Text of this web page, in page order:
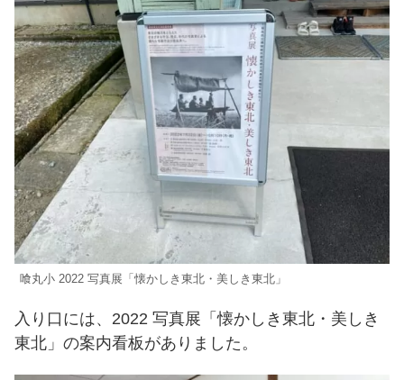
喰丸小 2022 写真展「懐かしき東北・美しき東北」
入り口には、2022 写真展「懐かしき東北・美しき
東北」の案内看板がありました。